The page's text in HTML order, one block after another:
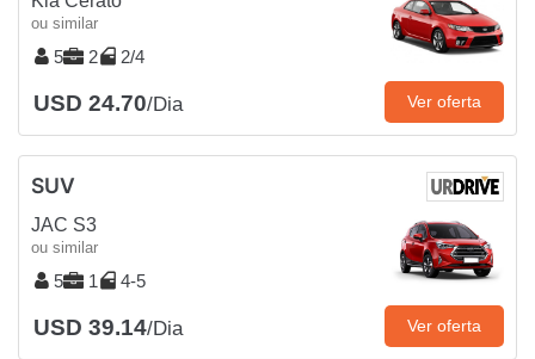
ou similar
5 2 2/4
USD 24.70/Dia Ver oferta
SUV
JAC S3
ou similar
5 1 4-5
USD 39.14/Dia Ver oferta